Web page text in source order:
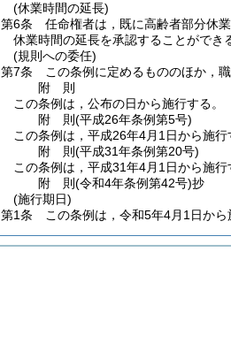
(休業時間の延長)
第6条
任命権者は，既に高齢者部分休
休業時間の延長を承認することができ
(規則への委任)
第7条
この条例に定めるもののほか，
附 則
この条例は，公布の日から施行する。
附 則(平成26年条例第5号)
この条例は，平成26年4月1日から施行
附 則(平成31年条例第20号)
この条例は，平成31年4月1日から施行
附 則(令和4年条例第42号)抄
(施行期日)
第1条
この条例は，令和5年4月1日から